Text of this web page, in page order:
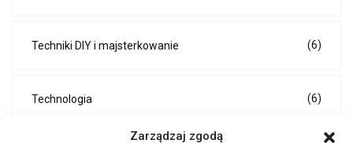
Zarządzaj zgodą
Techniki DIY i majsterkowanie (6)
Technologia (6)